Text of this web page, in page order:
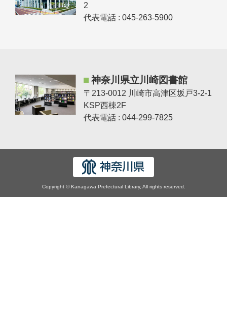
2
代表電話 : 045-263-5900
神奈川県立川崎図書館
〒213-0012 川崎市高津区坂戸3-2-1
KSP西棟2F
代表電話 : 044-299-7825
Copyright © Kanagawa Prefectural Library, All rights reserved.